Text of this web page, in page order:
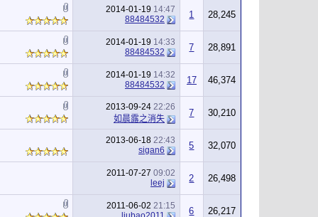
2014-01-19 14:47
88484532
1 28,245
2014-01-19 14:33
88484532
7 28,891
2014-01-19 14:32
88484532
17 46,374
2013-09-24 22:26
如晨露之消失
7 30,210
2013-06-18 22:43
sigan6
5 32,070
2011-07-27 09:02
leej
2 26,498
2011-06-02 21:15
6 26,217